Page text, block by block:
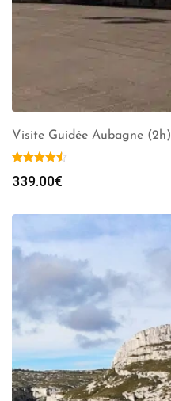
Visite Guidée Aubagne (2h)
339.00€